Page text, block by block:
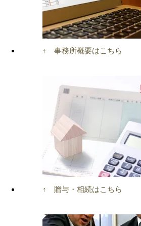
↑ 事務所概要はこちら
↑ 贈与・相続はこちら